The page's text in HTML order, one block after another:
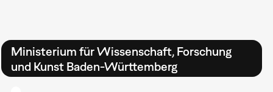
Ministerium für Wissenschaft, Forschung
und Kunst Baden-Württemberg